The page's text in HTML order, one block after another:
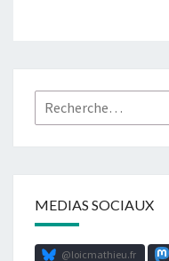
Rechercher :
MEDIAS SOCIAUX
@loicmathieu.fr